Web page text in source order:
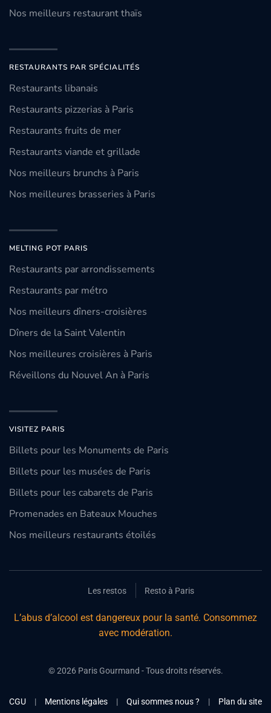
Nos meilleurs restaurant thaïs
RESTAURANTS PAR SPÉCIALITÉS
Restaurants libanais
Restaurants pizzerias à Paris
Restaurants fruits de mer
Restaurants viande et grillade
Nos meilleurs brunchs à Paris
Nos meilleures brasseries à Paris
MELTING POT PARIS
Restaurants par arrondissements
Restaurants par métro
Nos meilleurs dîners-croisières
Dîners de la Saint Valentin
Nos meilleures croisières à Paris
Réveillons du Nouvel An à Paris
VISITEZ PARIS
Billets pour les Monuments de Paris
Billets pour les musées de Paris
Billets pour les cabarets de Paris
Promenades en Bateaux Mouches
Nos meilleurs restaurants étoilés
Les restos Resto à Paris
L’abus d’alcool est dangereux pour la santé. Consommez
avec modération.
©2026Paris Gourmand - Tous droits réservés.
CGU | Mentions légales | Qui sommes nous ? | Plan du site